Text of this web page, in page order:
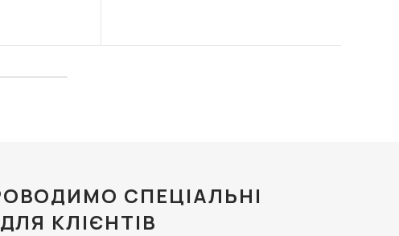
СПЕЦІАЛЬНІ
КЛІЄНТІВ